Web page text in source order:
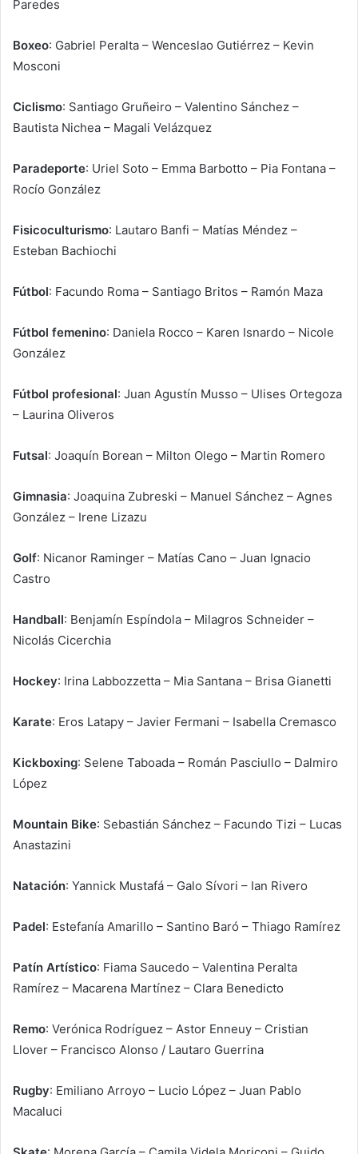
Paredes
Boxeo: Gabriel Peralta – Wenceslao Gutiérrez – Kevin
Mosconi
Ciclismo: Santiago Gruñeiro – Valentino Sánchez –
Bautista Nichea – Magali Velázquez
Paradeporte: Uriel Soto – Emma Barbotto – Pia Fontana –
Rocío González
Fisicoculturismo: Lautaro Banfi – Matías Méndez –
Esteban Bachiochi
Fútbol: Facundo Roma – Santiago Britos – Ramón Maza
Fútbol femenino: Daniela Rocco – Karen Isnardo – Nicole
González
Fútbol profesional: Juan Agustín Musso – Ulises Ortegoza
– Laurina Oliveros
Futsal: Joaquín Borean – Milton Olego – Martin Romero
Gimnasia: Joaquina Zubreski – Manuel Sánchez – Agnes
González – Irene Lizazu
Golf: Nicanor Raminger – Matías Cano – Juan Ignacio
Castro
Handball: Benjamín Espíndola – Milagros Schneider –
Nicolás Cicerchia
Hockey: Irina Labbozzetta – Mia Santana – Brisa Gianetti
Karate: Eros Latapy – Javier Fermani – Isabella Cremasco
Kickboxing: Selene Taboada – Román Pasciullo – Dalmiro
López
Mountain Bike: Sebastián Sánchez – Facundo Tizi – Lucas
Anastazini
Natación: Yannick Mustafá – Galo Sívori – Ian Rivero
Padel: Estefanía Amarillo – Santino Baró – Thiago Ramírez
Patín Artístico: Fiama Saucedo – Valentina Peralta
Ramírez – Macarena Martínez – Clara Benedicto
Remo: Verónica Rodríguez – Astor Enneuy – Cristian
Llover – Francisco Alonso / Lautaro Guerrina
Rugby: Emiliano Arroyo – Lucio López – Juan Pablo
Macaluci